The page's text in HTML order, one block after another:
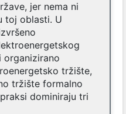
jer nema ni
toj oblasti. U
organizirano
tržište,
tržište formalno
dominiraju tri